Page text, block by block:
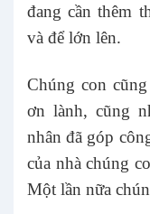
đang cần thêm
và để lớn lên.
Chúng con
ơn lành, cũng
nhân đã góp
của nhà chúng
Một lần nữa